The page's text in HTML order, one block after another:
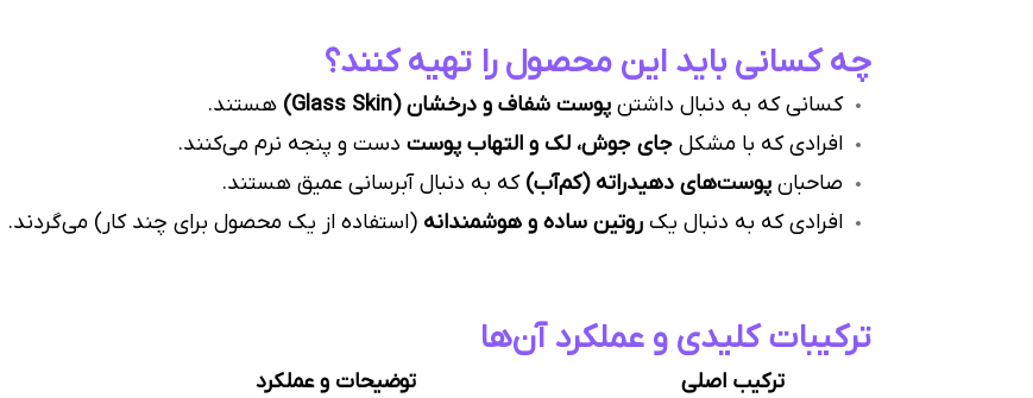
چه کسانی باید این محصول را تهیه کنند؟
کسانی که به دنبال داشتن پوست شفاف و درخشان (Glass Skin)
هستند.
افرادی که با مشکل جای جوش، لک و التهاب پوست دست و پنجه نرم می‌کنند.
صاحبان پوست‌های دهیدراته (کم‌آب) که به دنبال آبرسانی عمیق هستند.
افرادی که به دنبال یک روتین ساده و هوشمندانه (استفاده از یک محصول برای چند کار) می‌گردند.
ترکیبات کلیدی و عملکرد آن‌ها
ترکیب اصلی
توضیحات و عملکرد